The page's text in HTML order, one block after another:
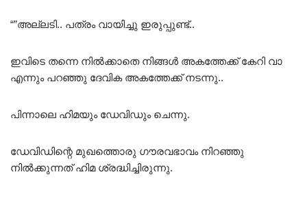
“”അല്ലടി.. പത്രം വായിച്ചു ഇരുപ്പുണ്ട്..
ഇവിടെ തന്നെ നിൽക്കാതെ നിങ്ങൾ അകത്തേക്ക് കേറി വാ
എന്നും പറഞ്ഞു ദേവിക അകത്തേക്ക് നടന്നു..
പിന്നാലെ ഹിമയും ഡേവിഡും ചെന്നു.
ഡേവിഡിന്റെ മുഖത്തൊരു ഗൗരവഭാവം നിറഞ്ഞു
നിൽക്കുന്നത് ഹിമ ശ്രദ്ധിച്ചിരുന്നു.